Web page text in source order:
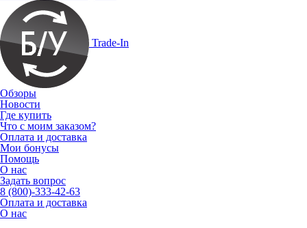
Trade-In
Обзоры
Новости
Где купить
Что с моим заказом?
Оплата и доставка
Мои бонусы
Помощь
О нас
Задать вопрос
8 (800)-333-42-63
Оплата и доставка
О нас